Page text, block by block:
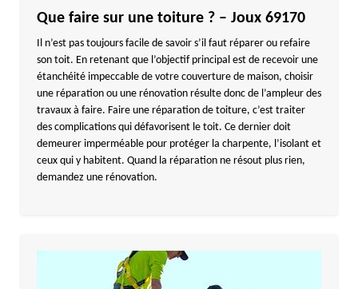
Que faire sur une toiture ? – Joux 69170
Il n’est pas toujours facile de savoir s’il faut réparer ou refaire
son toit. En retenant que l’objectif principal est de recevoir une
étanchéité impeccable de votre couverture de maison, choisir
une réparation ou une rénovation résulte donc de l’ampleur des
travaux à faire. Faire une réparation de toiture, c’est traiter
des complications qui défavorisent le toit. Ce dernier doit
demeurer imperméable pour protéger la charpente, l’isolant et
ceux qui y habitent. Quand la réparation ne résout plus rien,
demandez une rénovation.